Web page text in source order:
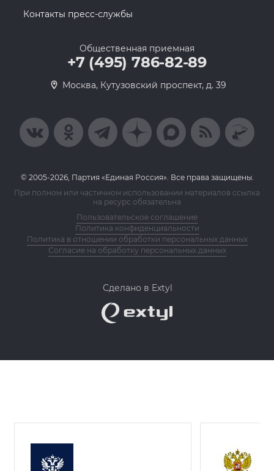
Контакты пресс-службы
Общественная приемная
+7 (495) 786-82-89
Москва, Кутузовский проспект, д. 39
© 2005-2026, Партия «Единая Россия». Все права защищены.
При полном или частичном использовании материалов ссылка
на ресурс обязательна
Пользовательское соглашение
Политика конфиденциальности
Политика в отношении обработки персональных данных
Согласие на обработку персональных данных
Сделано в Extyl